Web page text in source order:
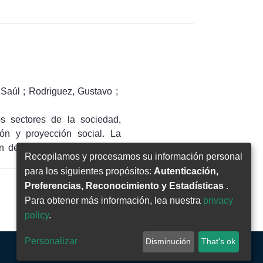
valores y la misión de la
; Rodriguez, Gustavo ;
sectores de la sociedad,
y proyección social. La
proyectos y programas
social, fomentando la
la innovación y su conexión
y Proyección Social
a la generación,
del país y la región. Estas
y excelencia. El
científicas, divulgación
territorio para el desarrollo
próximo
Recopilamos y procesamos su información personal
para los siguientes propósitos: Autenticación,
Preferencias, Reconocimiento y Estadísticas .
Para obtener más información, lea nuestra privacy
policy.
Personalizar Disminución That's ok